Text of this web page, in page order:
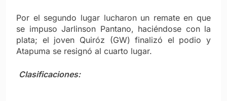
Por el segundo lugar lucharon un remate en que
se impuso Jarlinson Pantano, haciéndose con la
plata; el joven Quiróz (GW) finalizó el podio y
Atapuma se resignó al cuarto lugar.
Clasificaciones: